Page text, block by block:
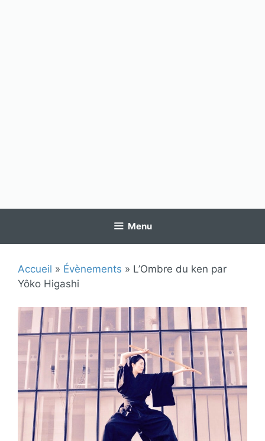
Menu
Accueil » Évènements » L’Ombre du ken par
Yôko Higashi